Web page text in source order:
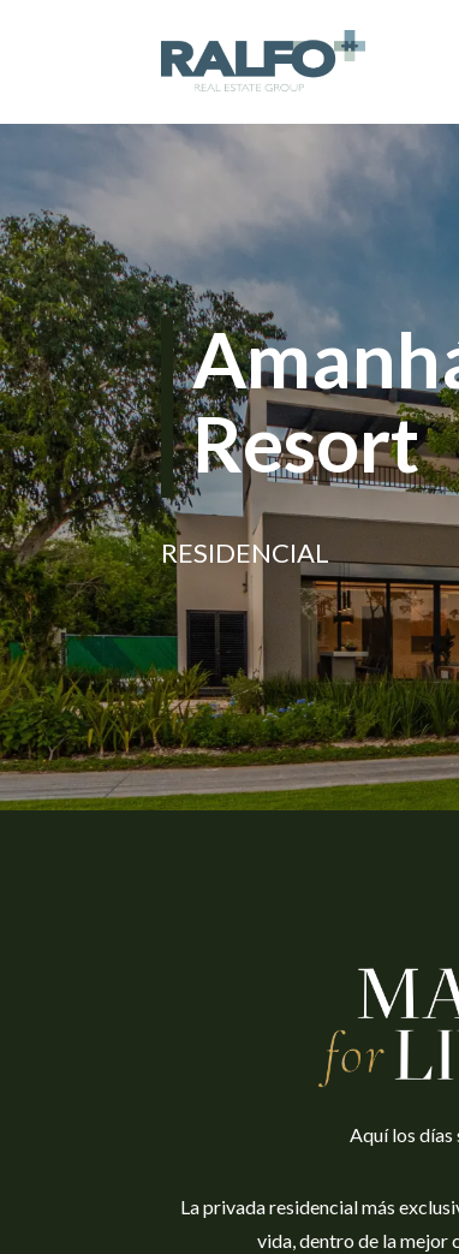
Resort
RESIDENCIAL
Aquí los días
La privada residencial más
vida, dentro de la mejor